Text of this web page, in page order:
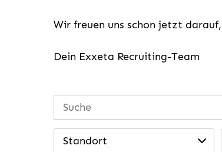
Wir freuen uns schon jetzt
Dein Exxeta Recruiting-Team
Standort